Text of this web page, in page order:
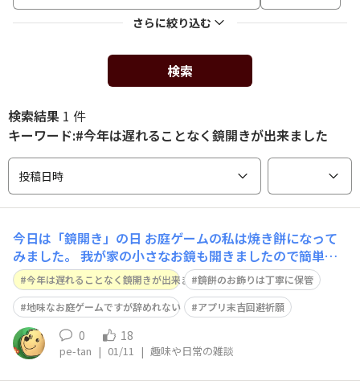
さらに絞り込む
検索
検索結果 1 件
キーワード:#今年は遅れることなく鏡開きが出来ました
投稿日時
今日は「鏡開き」の日 お庭ゲームの私は焼き餅になって
みました。 我が家の小さなお鏡も開きましたので簡単雑
煮で頂きます。 そんな今日のおみくじ アプリ末吉 タウン
吉 アプリ低迷中の中タウンが救いの新春おみくじになっ
ております😄
今年は遅れることなく鏡開きが出来ました鏡餅のお飾りは丁寧に保管
地味なお庭ゲームですが辞めれない
アプリ末吉回避祈願
0 18
pe-tan | 01/11 | 趣味や日常の雑談